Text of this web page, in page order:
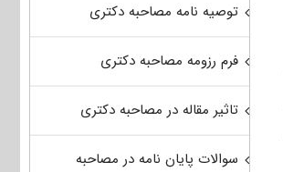
توصیه نامه مصاحبه دکتری
فرم رزومه مصاحبه دکتری
تاثیر مقاله در مصاحبه دکتری
سوالات پایان نامه در مصاحبه